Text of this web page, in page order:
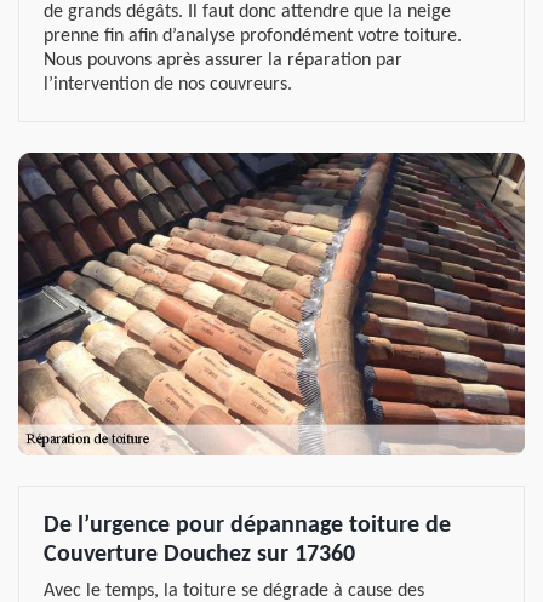
de grands dégâts. Il faut donc attendre que la neige
prenne fin afin d’analyse profondément votre toiture.
Nous pouvons après assurer la réparation par
l’intervention de nos couvreurs.
De l’urgence pour dépannage toiture de
Couverture Douchez sur 17360
Avec le temps, la toiture se dégrade à cause des